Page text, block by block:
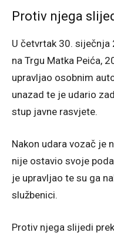
Protiv njega
U četvrtak 30. siječnja
na Trgu Matka Peića,
upravljao osobnim
unazad te je udario
stup javne rasvjete.
Nakon udara vozač je
nije ostavio svoje
je upravljao te su ga
službenici.
Protiv njega slijedi